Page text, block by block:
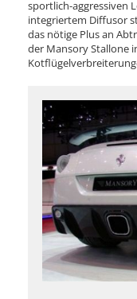
sportlich-aggressiven
integriertem Diffusor
das nötige Plus an
der Mansory Stallone